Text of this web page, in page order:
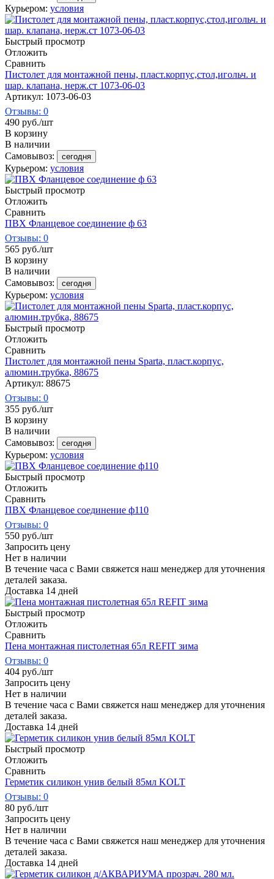
Курьером: условия
Быстрый просмотр
Отложить
Сравнить
Пистолет для монтажной пены, пласт.корпус,стол,игольч. и
шар. клапана, нерж.ст 1073-06-03
Артикул: 1073-06-03
Отзывы: 0
490 руб./шт
В корзину
В наличии
Самовывоз:
сегодня
Курьером: условия
Быстрый просмотр
Отложить
Сравнить
ПВХ Фланцевое соединение ф 63
Отзывы: 0
565 руб./шт
В корзину
В наличии
Самовывоз:
сегодня
Курьером: условия
Быстрый просмотр
Отложить
Сравнить
Пистолет для монтажной пены Sparta, пласт.корпус,
алюмин.трубка, 88675
Артикул: 88675
Отзывы: 0
355 руб./шт
В корзину
В наличии
Самовывоз:
сегодня
Курьером: условия
Быстрый просмотр
Отложить
Сравнить
ПВХ Фланцевое соединение ф110
Отзывы: 0
550 руб./шт
Запросить цену
Нет в наличии
В течение часа с Вами свяжется наш менеджер для уточнения
деталей заказа.
Доставка 14 дней
Быстрый просмотр
Отложить
Сравнить
Пена монтажная пистолетная 65л REFIT зима
Отзывы: 0
404 руб./шт
Запросить цену
Нет в наличии
В течение часа с Вами свяжется наш менеджер для уточнения
деталей заказа.
Доставка 14 дней
Быстрый просмотр
Отложить
Сравнить
Герметик силикон унив белый 85мл KOLT
Отзывы: 0
80 руб./шт
Запросить цену
Нет в наличии
В течение часа с Вами свяжется наш менеджер для уточнения
деталей заказа.
Доставка 14 дней